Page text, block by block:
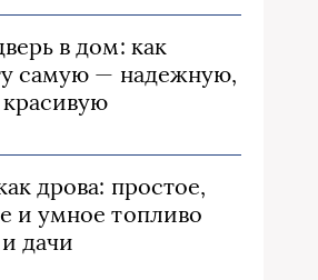
в дом: как
самую — надежную,
дрова: простое,
и умное топливо
дачи